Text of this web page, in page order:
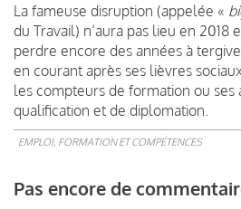
La fameuse disruption (appelée «
du Travail) n’aura pas lieu en 2018
perdre encore des années à
en courant après ses lièvres
les compteurs de formation ou ses
qualification et de diplomation.
EMPLOI, FORMATION ET COMPÉTENCES
Pas encore de